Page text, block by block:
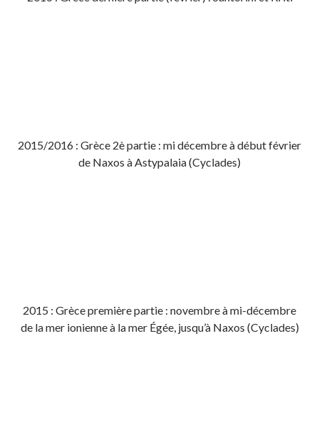
2015/2016 : Grèce 2è partie : mi décembre à début février
de Naxos à Astypalaia (Cyclades)
2015 : Grèce première partie : novembre à mi-décembre
de la mer ionienne à la mer Égée, jusqu’à Naxos (Cyclades)